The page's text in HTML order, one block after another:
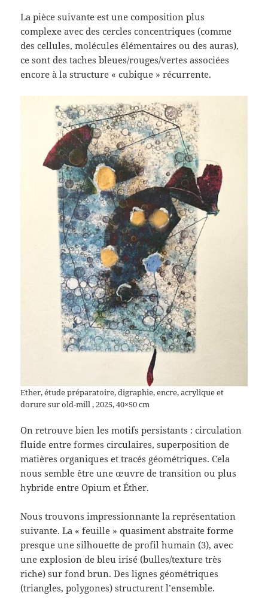
La pièce suivante est une composition plus
complexe avec des cercles concentriques (comme
des cellules, molécules élémentaires ou des auras),
ce sont des taches bleues/rouges/vertes associées
encore à la structure « cubique » récurrente.
Ether, étude préparatoire, digraphie, encre, acrylique et
dorure sur old-mill , 2025, 40×50 cm
On retrouve bien les motifs persistants : circulation
fluide entre formes circulaires, superposition de
matières organiques et tracés géométriques. Cela
nous semble être une œuvre de transition ou plus
hybride entre Opium et Éther.
Nous trouvons impressionnante la représentation
suivante. La « feuille » quasiment abstraite forme
presque une silhouette de profil humain (3), avec
une explosion de bleu irisé (bulles/texture très
riche) sur fond brun. Des lignes géométriques
(triangles, polygones) structurent l’ensemble.